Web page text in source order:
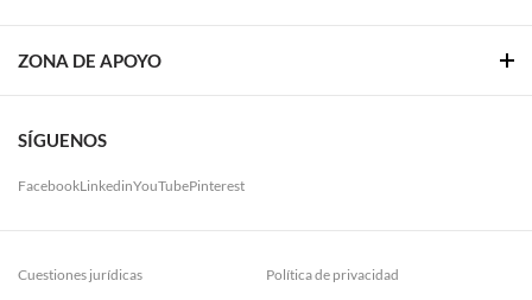
ZONA DE APOYO
SÍGUENOS
FacebookLinkedinYouTubePinterest
Cuestiones jurídicas Política de privacidad